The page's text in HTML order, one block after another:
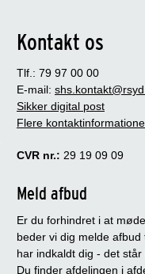
Kontakt os
Tlf.: 79 97 00 00
E-mail:
Sikker digital post
Flere
CVR nr.: 29 19 09 09
Meld afbud
Er du forhindret i at
beder vi dig melde
har indkaldt dig - det står
Du finder afdelingen i